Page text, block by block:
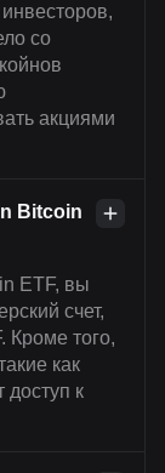
со
акциями
Bitcoin
ETF, вы
счет,
Кроме того,
как
доступ к